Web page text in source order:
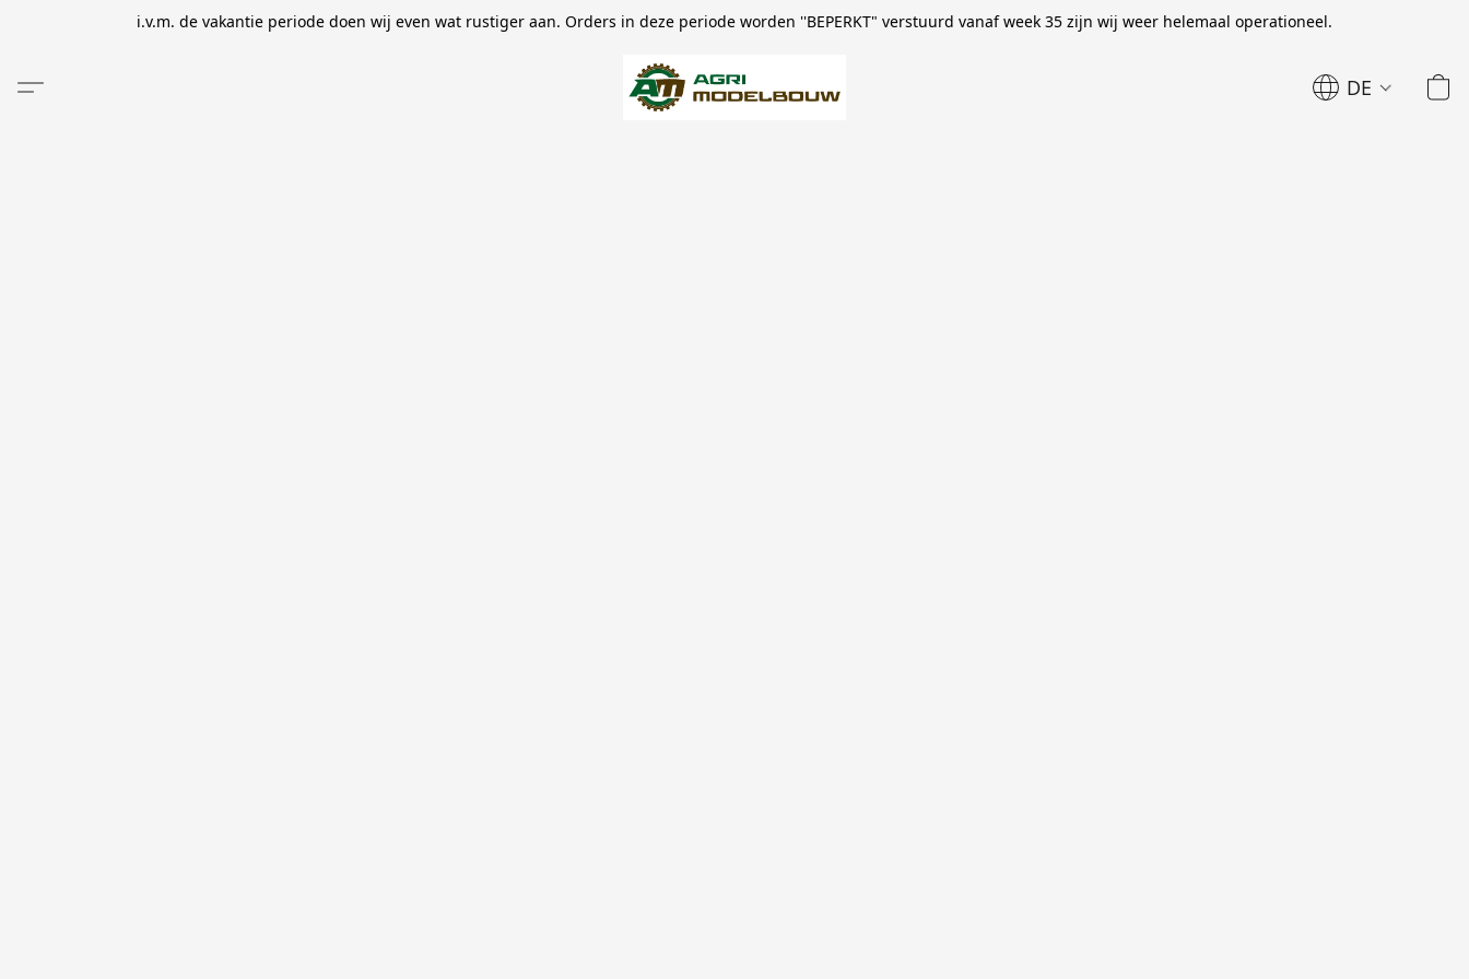
i.v.m. de vakantie periode doen wij even wat rustiger aan. Orders in deze periode worden ''BEPERKT" verstuurd vanaf week 35 zijn wij weer helemaal operationeel.
DE